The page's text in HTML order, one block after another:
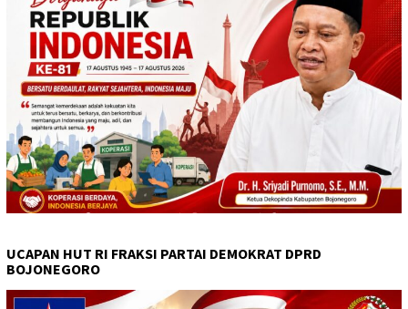
UCAPAN HUT RI FRAKSI PARTAI DEMOKRAT DPRD
BOJONEGORO